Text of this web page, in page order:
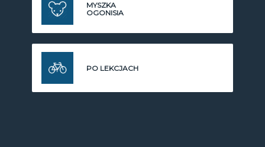
MYSZKA
OGONISIA
PO LEKCJACH